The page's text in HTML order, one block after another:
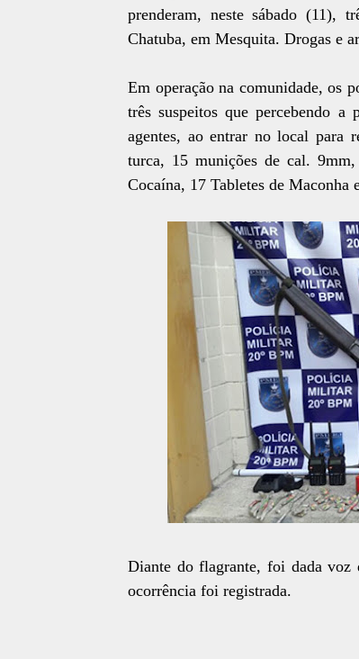
prenderam, neste sábado (11),
Chatuba, em Mesquita. Drogas e
Em operação na comunidade, os
três suspeitos que percebendo a
agentes, ao entrar no local para
turca, 15 munições de cal.
Cocaína, 17 Tabletes de Maconha
Diante do flagrante, foi dada voz
ocorrência foi registrada.